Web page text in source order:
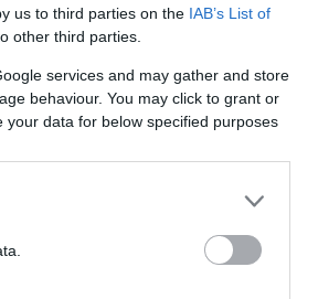
us to third parties on the IAB’s List of
other third parties.
services and may gather and store
behaviour. You may click to grant or
data for below specified purposes
ZÖLD PÁLYA